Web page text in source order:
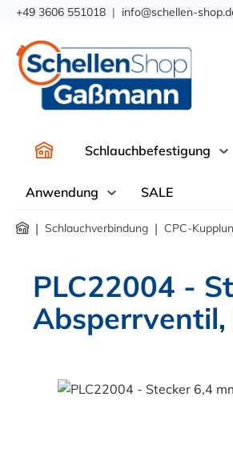
Zur Hauptnavigation
+49 3606 551018 | info@schellen-
Schlauchbefestigung
Anwendung SALE
| Schlauchverbindung | CPC-
PLC22004 -
Bildergalerie überspringen